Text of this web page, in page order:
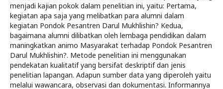
menjadi kajian pokok dalam penelitian ini, yaitu: Pertama,
kegiatan apa saja yang melibatkan para alumni dalam
kegiatan Pondok Pesantren Darul Mukhlishin? Kedua,
bagaimana alumni dilibatkan oleh lembaga pendidikan dalam
maningkatkan animo Masyarakat terhadap Pondok Pesantren
Darul Mukhlishin?. Metode penelitian ini menggunakan
pendekatan kualitatif yang bersifat deskriptif dan jenis
penelitian lapangan. Adapun sumber data yang diperoleh yaitu
melalui wawancara, observasi dan dokumentasi. Informannya